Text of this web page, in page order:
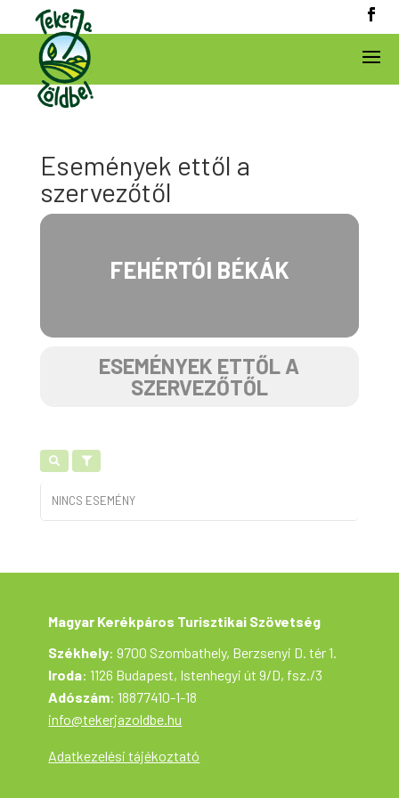
Események ettől a
szervezőtől
FEHÉRTÓI BÉKÁK
ESEMÉNYEK ETTŐL A
SZERVEZŐTŐL
NINCS ESEMÉNY
Magyar Kerékpáros Turisztikai Szövetség
Székhely: 9700 Szombathely, Berzsenyi D. tér 1.
Iroda: 1126 Budapest, Istenhegyi út 9/D, fsz./3
Adószám: 18877410-1-18
info@tekerjazoldbe.hu
Adatkezelési tájékoztató